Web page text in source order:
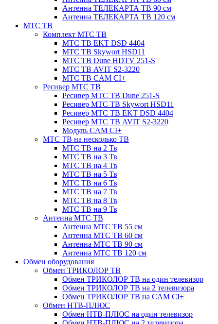
Антенна ТЕЛЕКАРТА ТВ 90 см
Антенна ТЕЛЕКАРТА ТВ 120 см
МТС ТВ
Комплект МТС ТВ
МТС ТВ EKT DSD 4404
МТС ТВ Skywort HSD11
МТС ТВ Dune HDTV 251-S
МТС ТВ AVIT S2-3220
МТС ТВ CAM CI+
Ресивер МТС ТВ
Ресивер МТС ТВ Dune 251-S
Ресивер МТС ТВ Skywort HSD11
Ресивер МТС ТВ EKT DSD 4404
Ресивер МТС ТВ AVIT S2-3220
Модуль CAM CI+
МТС ТВ на несколько ТВ
МТС ТВ на 2 Тв
МТС ТВ на 3 Тв
МТС ТВ на 4 Тв
МТС ТВ на 5 Тв
МТС ТВ на 6 Тв
МТС ТВ на 7 Тв
МТС ТВ на 8 Тв
МТС ТВ на 9 Тв
Антенна МТС ТВ
Антенна МТС ТВ 55 см
Антенна МТС ТВ 60 см
Антенна МТС ТВ 90 см
Антенна МТС ТВ 120 см
Обмен оборудования
Обмен ТРИКОЛОР ТВ
Обмен ТРИКОЛОР ТВ на один телевизор
Обмен ТРИКОЛОР ТВ на 2 телевизора
Обмен ТРИКОЛОР ТВ на CAM CI+
Обмен НТВ-ПЛЮС
Обмен НТВ-ПЛЮС на один телевизор